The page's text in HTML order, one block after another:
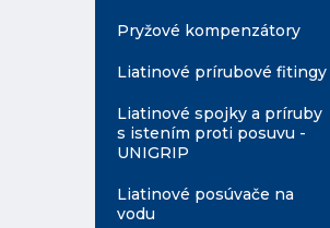
Pryžové kompenzátory
Liatinové prírubové fitingy
Liatinové spojky a príruby
s istením proti posuvu -
UNIGRIP
Liatinové posúvače na
vodu